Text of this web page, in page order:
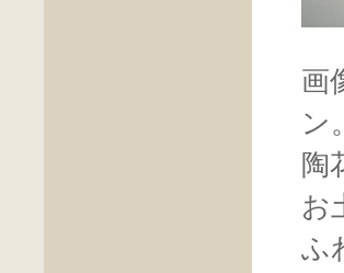
画
ン。
陶
お
ふ